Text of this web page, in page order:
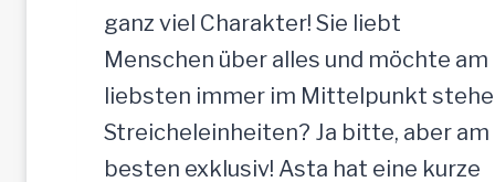
ganz viel Charakter! Sie liebt
Menschen über alles und möchte am
liebsten immer im Mittelpunkt
Streicheleinheiten? Ja bitte, aber am
besten exklusiv! Asta hat eine kurze